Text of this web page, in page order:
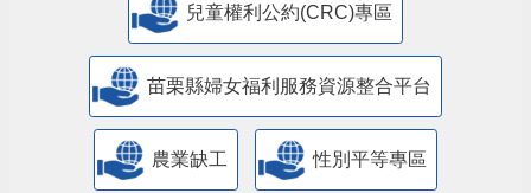
兒童權利公約(CRC)專區
苗栗縣婦女福利服務資源整合平台
農業缺工 性別平等專區